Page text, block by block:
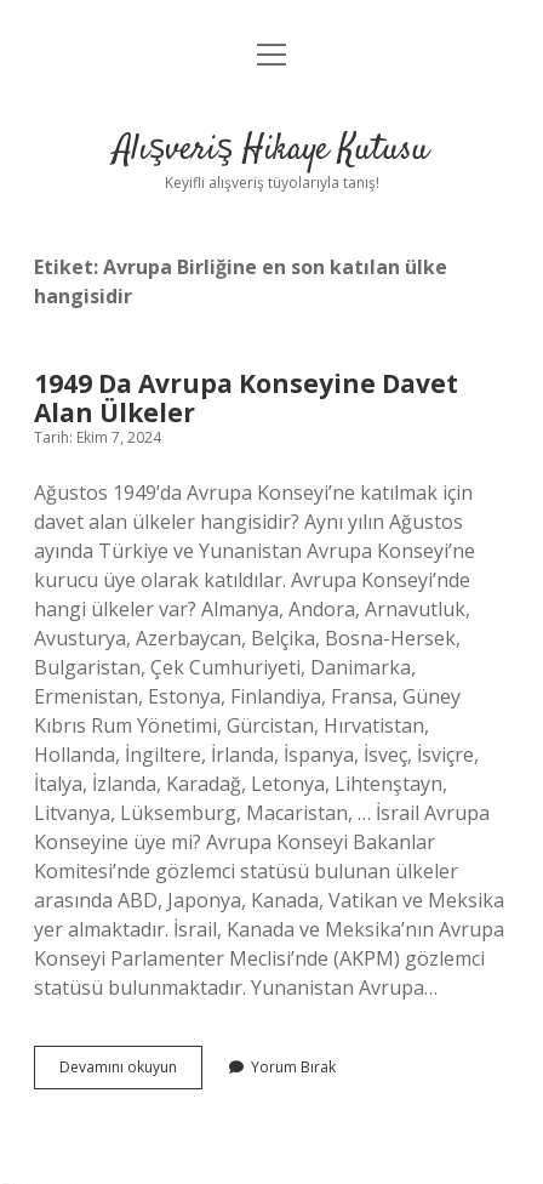
Anasayfa
Yasal Uyarı
menüyü
Alışveriş Hikaye Kutusu
Keyifli alışveriş tüyolarıyla tanış!
Etiket:Avrupa Birliğine en son katılan ülke
hangisidir
1949 Da Avrupa Konseyine Davet
Alan Ülkeler
Tarih: Ekim 7, 2024
Ağustos 1949’da Avrupa Konseyi’ne katılmak için
davet alan ülkeler hangisidir? Aynı yılın Ağustos
ayında Türkiye ve Yunanistan Avrupa Konseyi’ne
kurucu üye olarak katıldılar. Avrupa Konseyi’nde
hangi ülkeler var? Almanya, Andora, Arnavutluk,
Avusturya, Azerbaycan, Belçika, Bosna-Hersek,
Bulgaristan, Çek Cumhuriyeti, Danimarka,
Ermenistan, Estonya, Finlandiya, Fransa, Güney
Kıbrıs Rum Yönetimi, Gürcistan, Hırvatistan,
Hollanda, İngiltere, İrlanda, İspanya, İsveç, İsviçre,
İtalya, İzlanda, Karadağ, Letonya, Lihtenştayn,
Litvanya, Lüksemburg, Macaristan, … İsrail Avrupa
Konseyine üye mi? Avrupa Konseyi Bakanlar
Komitesi’nde gözlemci statüsü bulunan ülkeler
arasında ABD, Japonya, Kanada, Vatikan ve Meksika
yer almaktadır. İsrail, Kanada ve Meksika’nın Avrupa
Konseyi Parlamenter Meclisi’nde (AKPM) gözlemci
statüsü bulunmaktadır. Yunanistan Avrupa…
Devamını okuyun
Da
Yorum Bırak